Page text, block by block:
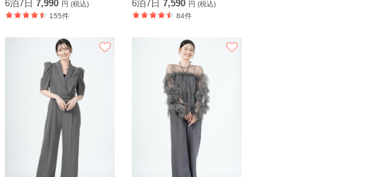
6泊7日 7,990 円 (税込)
155件
6泊7日 7,590 円 (税込)
84件